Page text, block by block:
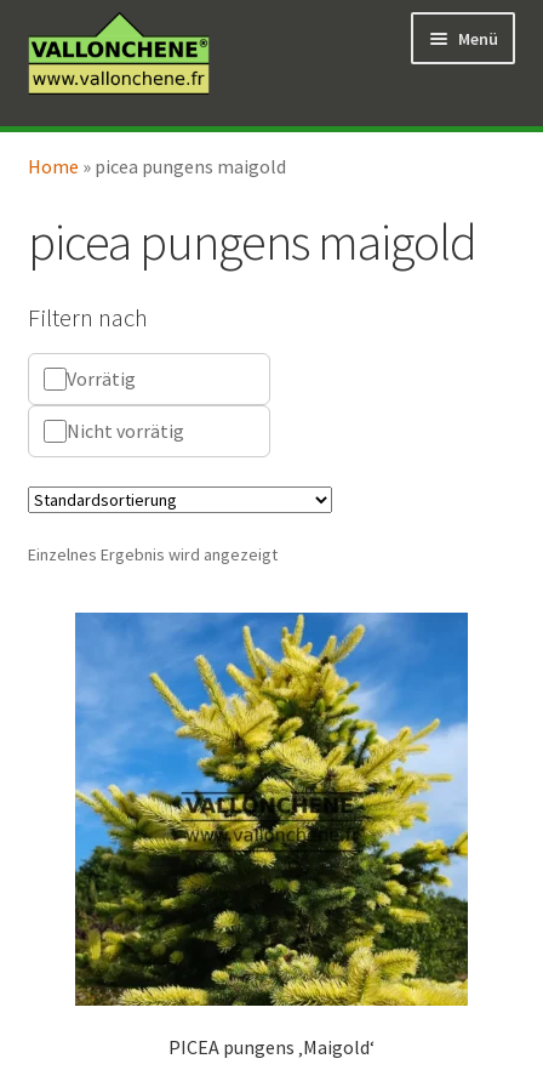
Navigation
springen
Inhalt
springen
Menü
Online-Verkauf
Coaching für den Garten
Home » picea pungens maigold
picea pungens maigold
Filtern nach
Vorrätig
Nicht vorrätig
Einzelnes Ergebnis wird angezeigt
PICEA pungens ‚Maigold‘